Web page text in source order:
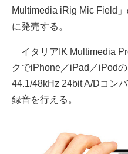
Multimedia iRig Mic Field
に発売する。
イタリアIK Multimedia
クでiPhone／iPad／iPod
44.1/48kHz 24bit A/Dコン
録音を行える。